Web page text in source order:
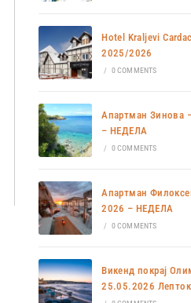
Hotel Kraljevi
2025/2026
/ 0 COMMENTS
Апартман Зинова
– НЕДЕЛА
/ 0 COMMENTS
Апартман
2026 – НЕДЕЛА
/ 0 COMMENTS
Викенд покрај
25.05.2026